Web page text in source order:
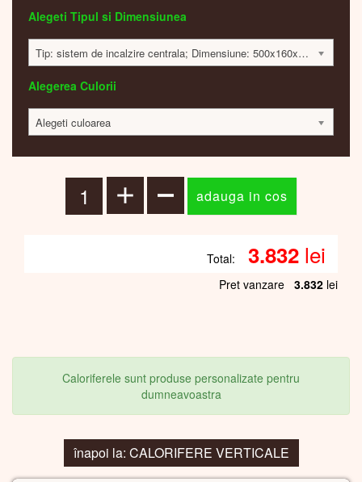
Alegeti Tipul si Dimensiunea
Tip: sistem de incalzire centrala; Dimensiune: 500x160x55mm; 109 Watt; 3822 lei
Alegerea Culorii
Alegeti culoarea
Total: 3.832 lei
Pret vanzare 3.832 lei
Caloriferele sunt produse personalizate pentru
dumneavoastra
înapoi la: CALORIFERE VERTICALE